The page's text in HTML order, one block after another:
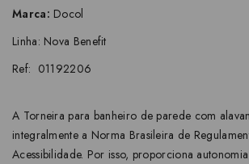
Marca: Docol
Linha: Nova Benefit
Ref: 01192206
A Torneira para banheiro de parede com
integralmente a Norma Brasileira de
Acessibilidade. Por isso, proporciona